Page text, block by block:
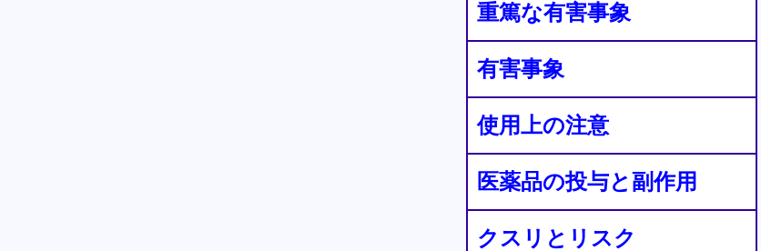
重篤な有害事象
有害事象
使用上の注意
医薬品の投与と副作用
クスリとリスク